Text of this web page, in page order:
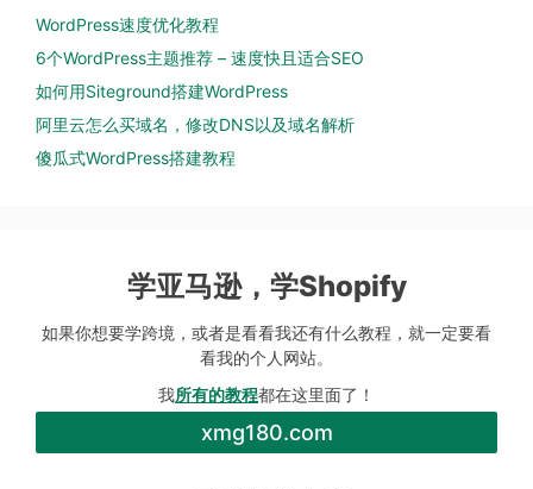
WordPress速度优化教程
6个WordPress主题推荐 – 速度快且适合SEO
如何用Siteground搭建WordPress
阿里云怎么买域名，修改DNS以及域名解析
傻瓜式WordPress搭建教程
学亚马逊，学Shopify
如果你想要学跨境，或者是看看我还有什么教程，就一定要看
看我的个人网站。
我所有的教程都在这里面了！
xmg180.com